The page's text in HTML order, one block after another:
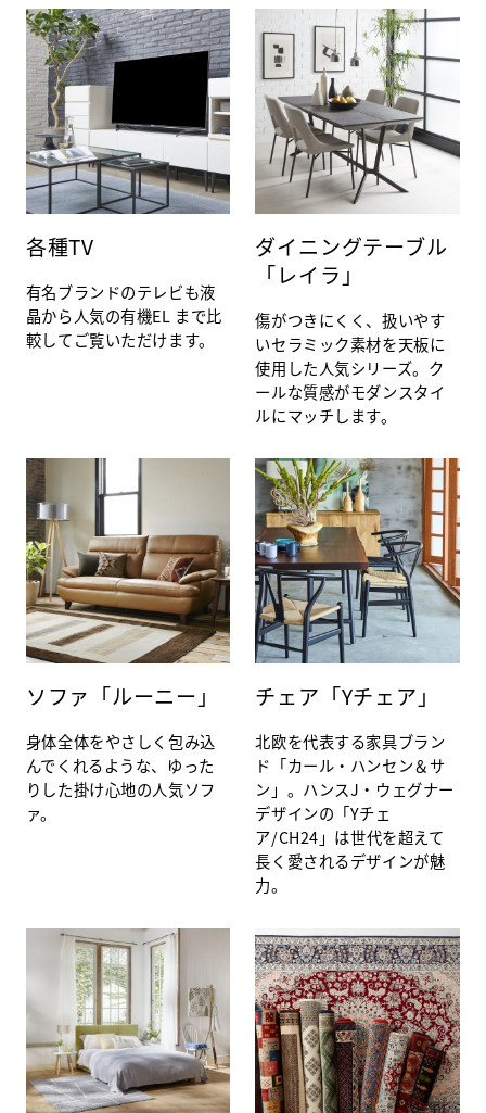
各種TV
有名ブランドのテレビも液
晶から人気の有機EL まで比
較してご覧いただけます。
ダイニングテーブル
「レイラ」
傷がつきにくく、扱いやす
いセラミック素材を天板に
使用した人気シリーズ。ク
ールな質感がモダンスタイ
ルにマッチします。
ソファ「ルーニー」
身体全体をやさしく包み込
んでくれるような、ゆった
りした掛け心地の人気ソフ
ァ。
チェア「Yチェア」
北欧を代表する家具ブラン
ド「カール・ハンセン＆サ
ン」。ハンスJ・ウェグナー
デザインの「Yチェ
ア/CH24」は世代を超えて
長く愛されるデザインが魅
力。